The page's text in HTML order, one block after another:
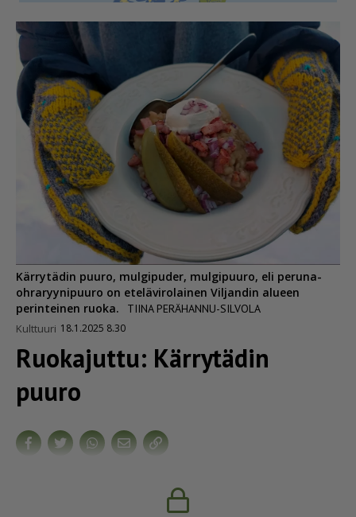
Kärrytädin puuro, mulgipuder, mulgipuuro, eli peruna-
ohraryynipuuro on etelävirolainen Viljandin alueen
perinteinen ruoka.
TIINA PERÄHANNU-SILVOLA
Kulttuuri 18.1.2025 8.30
Ruokajuttu: Kärrytädin
puuro